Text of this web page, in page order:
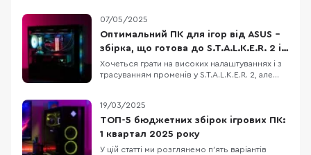
07/05/2025
Оптимальний ПК для ігор від ASUS –
збірка, що готова до S.T.A.L.K.E.R. 2 і
не тільки
Хочеться грати на високих налаштуваннях і з
трасуванням променів у S.T.A.L.K.E.R. 2, але
який дозволить не лише пограти з
комфортом, але й стрімити ігри на популярні
платформи. Корпус ASUS A23 Plus, блок
живлення
19/03/2025
ТОП-5 бюджетних збірок ігрових ПК:
1 квартал 2025 року
У цій статті ми розглянемо п’ять варіантів